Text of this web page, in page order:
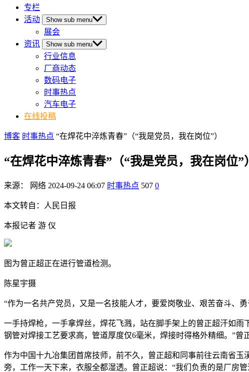
专栏
活动
Show sub menu
展会
资讯
Show sub menu
行业信息
厂商动态
数码电子
时事热点
汽车电子
在线投稿
博客 时事热点 “在焊花中淬炼青春”（“我是党员，我在岗位”）
“在焊花中淬炼青春”（“我是党员，我在岗位”）
来源： 网络 2024-09-24 06:07 时事热点 507 0
本文转自：人民日报
本报记者 游 仪
图为曾正超正在进行管道检测。
陈星宇摄
“作为一名共产党员，又是一名技能人才，要爱岗敬业、艰苦奋斗、
一手持焊枪，一手拿焊丝，焊花飞溅，站在脚手架上的曾正超汗如
钢管对焊接工艺要求高，管道厚度仅6毫米，焊接时得格外精细。”曾
作为中国十九冶集团首席技师，前不久，曾正超和同事前往云南省
旁，工作一天下来，衣服全都湿透。曾正超说：“我们负责的是厂房